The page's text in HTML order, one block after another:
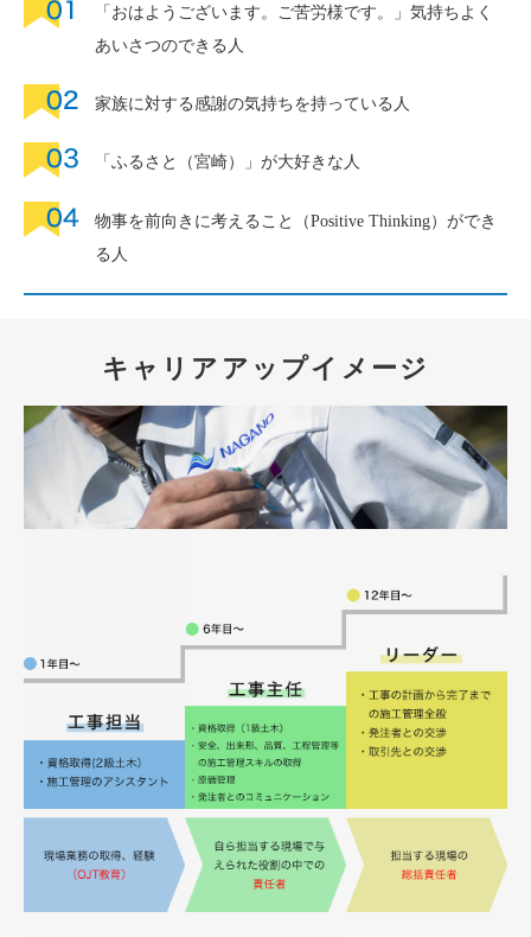
「おはようございます。ご苦労様です。」気持ちよく
あいさつのできる人
家族に対する感謝の気持ちを持っている人
「ふるさと（宮崎）」が大好きな人
物事を前向きに考えること（Positive Thinking）ができ
る人
キャリアアップイメージ